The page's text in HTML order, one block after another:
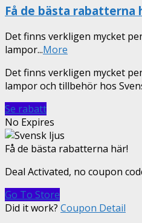
Få de bästa rabatterna
Det finns verkligen mycket
lampor...More
Det finns verkligen mycket
lampor och tillbehör hos
Se rabatt
No Expires
Få de bästa rabatterna här!
Deal Activated, no coupon
Go To Store
Did it work? Coupon Detail